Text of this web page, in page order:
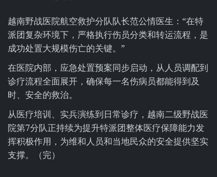
越南野战医院航空救护分队队长范公情医生：“在特
派团复杂环境下，严格执行伤员分类和转运流程，是
成功处置大规模伤亡的关键。”
在医院内部，应急处置预案同步启动，从人员调配到
诊疗流程全面展开，确保每一名伤病员都能得到及
时、安全的救治。
从医疗培训、实兵演练到日常诊疗，越南二级野战医
院第7分队正持续为提升特派团整体医疗保障能力发
挥积极作用，为维和人员和当地民众的安全提供坚实
支撑。（完）